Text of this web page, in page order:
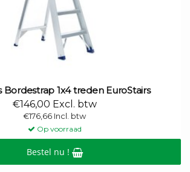
Bordestrap 1x4 treden EuroStairs
€146,00 Excl. btw
€176,66 Incl. btw
Op voorraad
Bestel nu !